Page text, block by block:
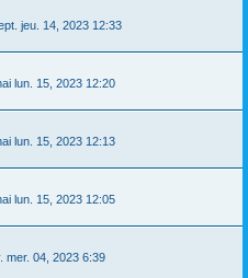
jeu. 14, 2023 12:33
lun. 15, 2023 12:20
lun. 15, 2023 12:13
lun. 15, 2023 12:05
mer. 04, 2023 6:39